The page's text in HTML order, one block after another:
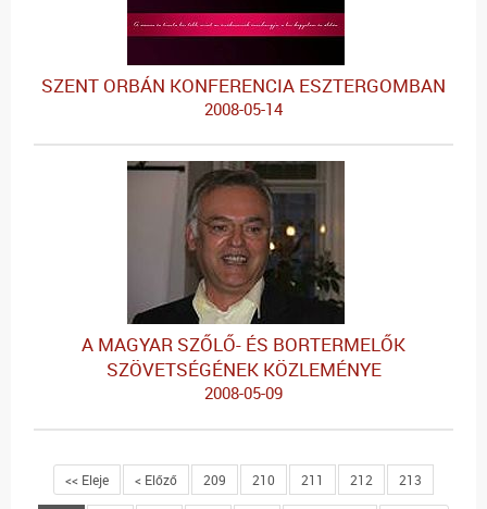
SZENT ORBÁN KONFERENCIA ESZTERGOMBAN
2008-05-14
A MAGYAR SZŐLŐ- ÉS BORTERMELŐK
SZÖVETSÉGÉNEK KÖZLEMÉNYE
2008-05-09
<< Eleje < Előző 209 210 211 212 213